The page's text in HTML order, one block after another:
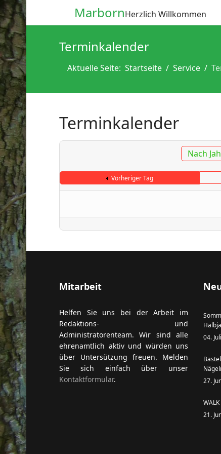
MarbornHerzlich Willkommen
Terminkalender
Aktuelle Seite: Startseite Service
Terminkalender
Nach
Vorheriger Tag
Mitarbeit
Helfen Sie uns bei der Arbeit im
Redaktions- und
Administratorenteam. Wir sind alle
ehrenamtlich aktiv und würden uns
über Untersützung freuen. Melden
Sie sich einfach über unser
Kontaktformular.
04.
27.
21.
anzeigen